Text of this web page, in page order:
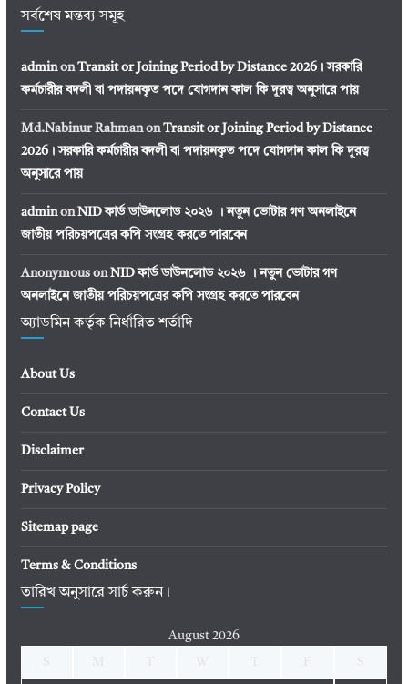
সর্বশেষ মন্তব্য সমূহ
adminonTransit or Joining Period by Distance 2026। সরকারি
কর্মচারীর বদলী বা পদায়নকৃত পদে যোগদান কাল কি দূরত্ব অনুসারে পায়
Md.Nabinur RahmanonTransit or Joining Period by Distance
2026। সরকারি কর্মচারীর বদলী বা পদায়নকৃত পদে যোগদান কাল কি দূরত্ব
অনুসারে পায়
adminonNID কার্ড ডাউনলোড ২০২৬ । নতুন ভোটার গণ অনলাইনে
জাতীয় পরিচয়পত্রের কপি সংগ্রহ করতে পারবেন
AnonymousonNID কার্ড ডাউনলোড ২০২৬ । নতুন ভোটার গণ
অনলাইনে জাতীয় পরিচয়পত্রের কপি সংগ্রহ করতে পারবেন
অ্যাডমিন কর্তৃক নির্ধারিত শর্তাদি
About Us
Contact Us
Disclaimer
Privacy Policy
Sitemap page
Terms & Conditions
তারিখ অনুসারে সার্চ করুন।
August 2026